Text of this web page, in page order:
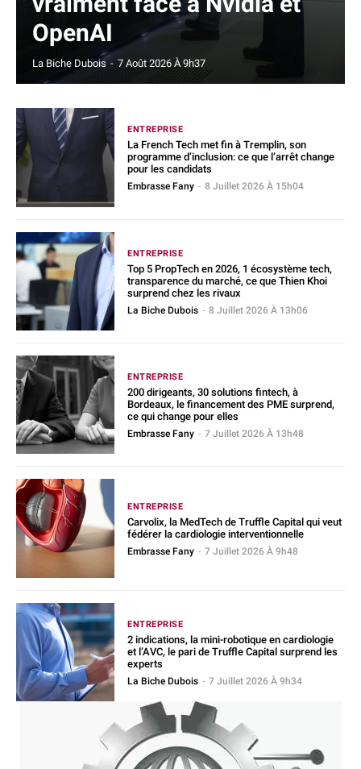
OpenAI
La Biche Dubois - 7 Août 2026 À 9h37
ENTREPRISE
La French Tech met fin à Tremplin, son
programme d’inclusion: ce que l’arrêt change
pour les candidats
Embrasse Fany - 8 Juillet 2026 À 15h04
ENTREPRISE
Top 5 PropTech en 2026, 1 écosystème tech,
transparence du marché, ce que Thien Khoi
surprend chez les rivaux
La Biche Dubois - 8 Juillet 2026 À 13h06
ENTREPRISE
200 dirigeants, 30 solutions fintech, à
Bordeaux, le financement des PME surprend,
ce qui change pour elles
Embrasse Fany - 7 Juillet 2026 À 13h48
ENTREPRISE
Carvolix, la MedTech de Truffle Capital qui veut
fédérer la cardiologie interventionnelle
Embrasse Fany - 7 Juillet 2026 À 9h48
ENTREPRISE
2 indications, la mini-robotique en cardiologie
et l’AVC, le pari de Truffle Capital surprend les
experts
La Biche Dubois - 7 Juillet 2026 À 9h34